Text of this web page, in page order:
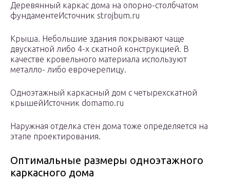
Деревянный каркас дома на опорно-столбчатом
фундаментеИсточник strojbum.ru
Крыша. Небольшие здания покрывают чаще
двускатной либо 4-х скатной конструкцией. В
качестве кровельного материала используют
металло- либо еврочерепицу.
Одноэтажный каркасный дом с четырехскатной
крышейИсточник domamo.ru
Наружная отделка стен дома тоже определяется на
этапе проектирования.
Оптимальные размеры одноэтажного
каркасного дома